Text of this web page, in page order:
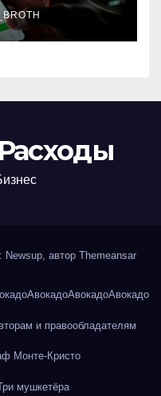
Newsup, автор Themeansar
АвокадоАвокадоАвокадо
и правообладателям
Монте-Кристо
мушкетёра